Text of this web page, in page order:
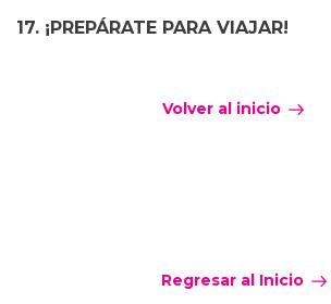
17. ¡PREPÁRATE PARA VIAJAR!
Volver al inicio
Regresar al Inicio